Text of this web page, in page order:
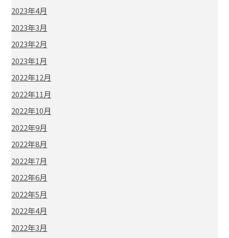
2023年4月
2023年3月
2023年2月
2023年1月
2022年12月
2022年11月
2022年10月
2022年9月
2022年8月
2022年7月
2022年6月
2022年5月
2022年4月
2022年3月